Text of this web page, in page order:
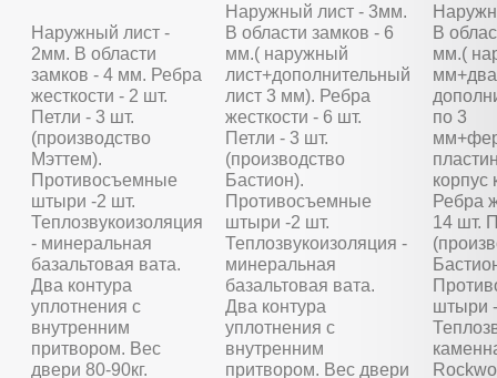
Наружный лист -
2мм. В области
замков - 4 мм. Ребра
жесткости - 2 шт.
Петли - 3 шт.
(производство
Мэттем).
Противосъемные
штыри -2 шт.
Теплозвукоизоляция
- минеральная
базальтовая вата.
Два контура
уплотнения с
внутренним
притвором. Вес
двери 80-90кг.
Наружный лист - 3мм.
В области замков - 6
мм.( наружный
лист+дополнительный
лист 3 мм). Ребра
жесткости - 6 шт.
Петли - 3 шт.
(производство
Бастион).
Противосъемные
штыри -2 шт.
Теплозвукоизоляция -
минеральная
базальтовая вата.
Два контура
уплотнения с
внутренним
притвором. Вес двери
В
мм.(
мм+два
по 3
корпус
Ребра
14 шт.
штыри